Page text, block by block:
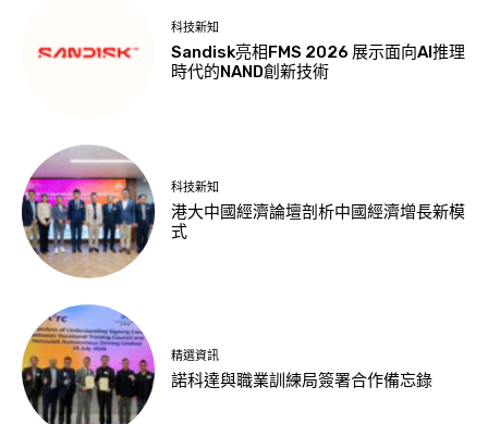
科技新知
Sandisk亮相FMS 2026 展示面向AI推理
時代的NAND創新技術
科技新知
港大中國經濟論壇剖析中國經濟增長新模
式
精選資訊
諾科達與職業訓練局簽署合作備忘錄